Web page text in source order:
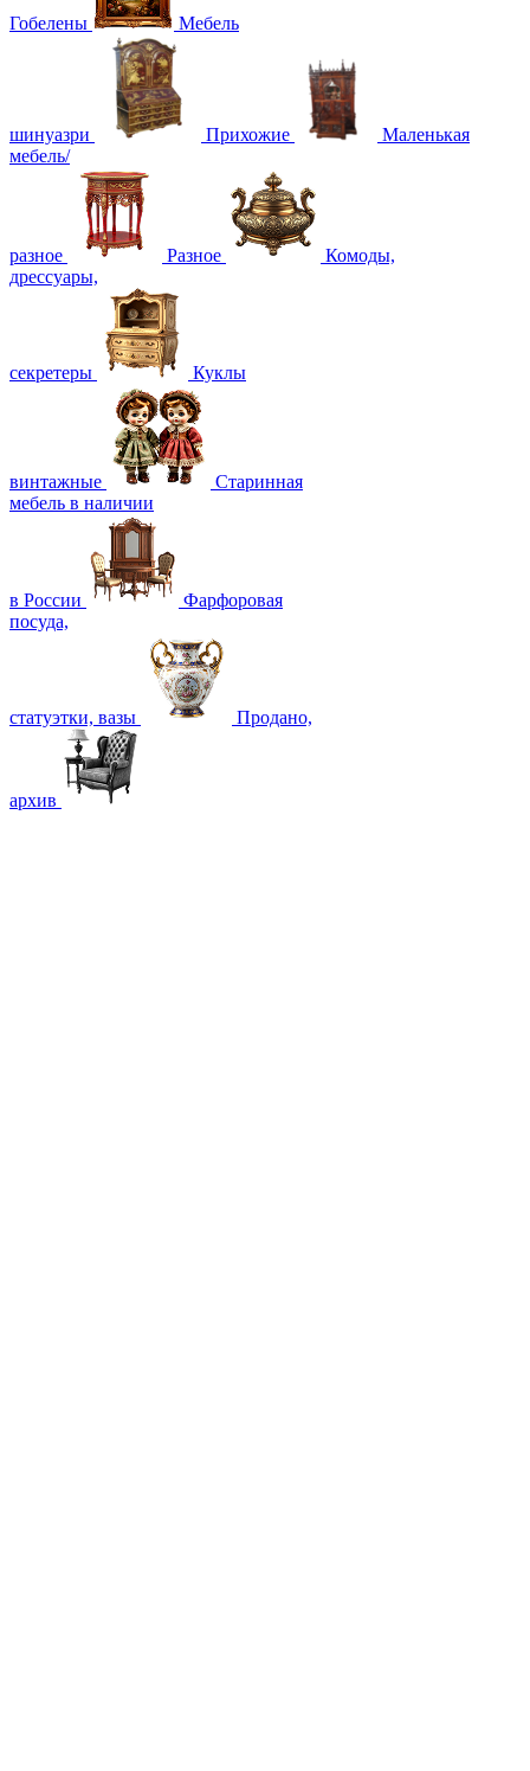
Гобелены Мебель
шинуазри Прихожие
Маленькая
мебель/
разное Разное
Комоды,
дрессуары,
секретеры Куклы
винтажные
Старинная
мебель в наличии
в России
Фарфоровая
посуда,
статуэтки, вазы Продано,
архив